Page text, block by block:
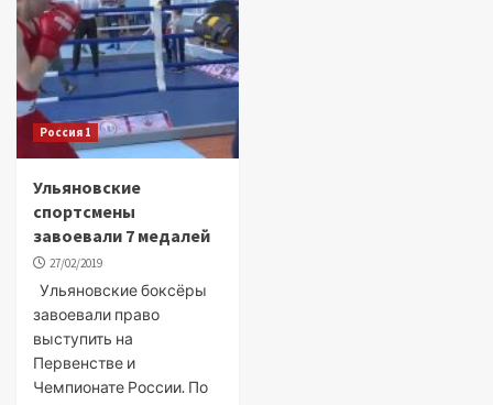
Россия 1
Ульяновские
спортсмены
завоевали 7 медалей
27/02/2019
Ульяновские боксёры
завоевали право
выступить на
Первенстве и
Чемпионате России. По